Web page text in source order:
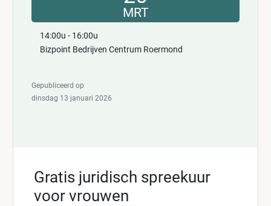
MRT
14:00u - 16:00u
Bizpoint Bedrijven Centrum Roermond
Gepubliceerd op
dinsdag 13 januari 2026
Gratis juridisch spreekuur
voor vrouwen